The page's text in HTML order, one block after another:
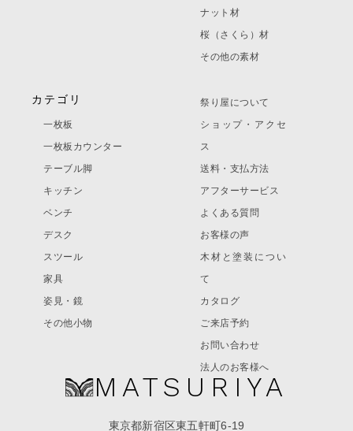
MATSURIYA
東京都新宿区東五軒町6-19
ナット材
桜（さくら）材
その他の素材
カテゴリ
一枚板
一枚板カウンター
テーブル脚
キッチン
ベンチ
デスク
スツール
家具
姿見・鏡
その他小物
祭り屋について
ショップ・アクセ
ス
送料・支払方法
アフターサービス
よくある質問
お客様の声
木材と塗装につい
て
カタログ
ご来店予約
お問い合わせ
法人のお客様へ